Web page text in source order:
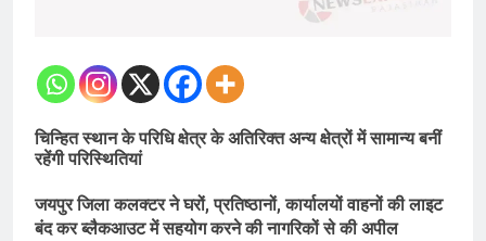
चिन्हित स्थान के परिधि क्षेत्र के अतिरिक्त अन्य क्षेत्रों में सामान्य बनीं
रहेंगी परिस्थितियां
जयपुर जिला कलक्टर ने घरों, प्रतिष्ठानों, कार्यालयों वाहनों की लाइट
बंद कर ब्लैकआउट में सहयोग करने की नागरिकों से की अपील